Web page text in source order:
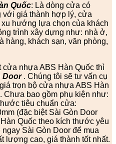
Quốc: Là dòng cửa có
với giá thành hợp lý, cửa
hướng lựa chọn của khách
trình xây dựng như: nhà ở,
hàng, khách sạn, văn phòng,
cửa nhựa ABS Hàn Quốc thì
Door. Chúng tôi sẽ tư vấn cụ
trọn bộ cửa nhựa ABS Hàn
Chưa bao gồm phụ kiện như:
tiêu chuẩn cửa:
(đặc biệt Sài Gòn Door
Quốc theo kích thước yêu
Sài Gòn Door để mua
lượng cao, giá thành tốt nhất.